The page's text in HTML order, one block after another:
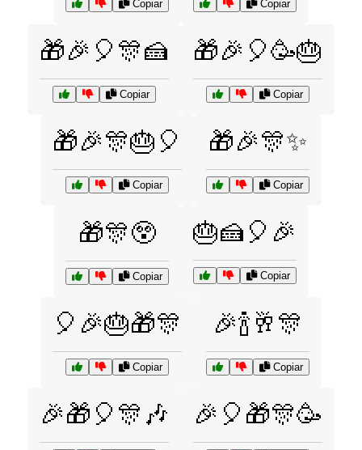
Copiar Copiar
🎁🎉🎈🎊🍰
Copiar
🎁🎉🎈🥳🎂
Copiar
🎁🎉🎊🎂🎈
Copiar
🎁🎉🎊✨
Copiar
🎁🎊😲
Copiar
🎂🍰🎈🎉
Copiar
🎈🎉🎂🎁🎊
Copiar
🎉🍾🥂🎊
Copiar
🎉🎁🎈🎊🎶 🎉🎈🎁🎊🥳